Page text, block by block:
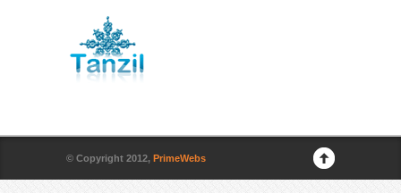
© Copyright 2012, PrimeWebs